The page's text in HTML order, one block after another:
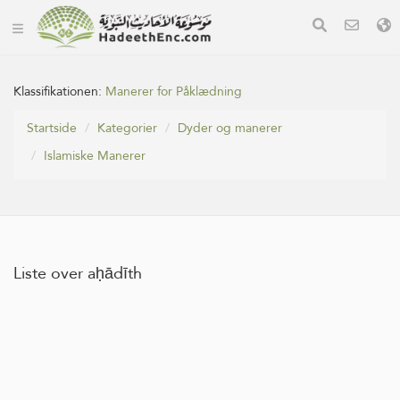
Klassifikationen: Manerer for Påklædning
Startside
Kategorier
Dyder og manerer
Islamiske Manerer
Liste over aḥādīth